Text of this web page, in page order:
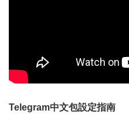
Telegram中文包設定指南